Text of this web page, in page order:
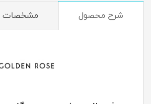
شرح محصول مشخصات